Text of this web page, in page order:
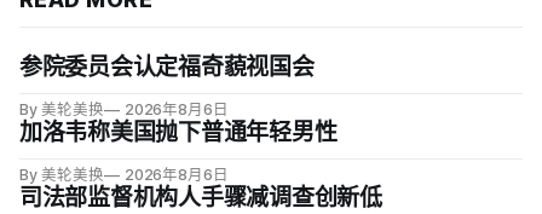
参院委员会认定福奇藐视国会
By 美轮美换 2026年8月6日
加洛韦称美国抛下普通年轻男性
By 美轮美换 2026年8月6日
司法部监督机构人手骤减调查创新低